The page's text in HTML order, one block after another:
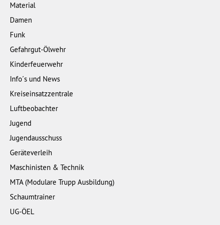
Material
Damen
Funk
Gefahrgut-Ölwehr
Kinderfeuerwehr
Info´s und News
Kreiseinsatzzentrale
Luftbeobachter
Jugend
Jugendausschuss
Geräteverleih
Maschinisten & Technik
MTA (Modulare Trupp Ausbildung)
Schaumtrainer
UG-ÖEL